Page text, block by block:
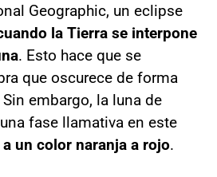
Geographic, un eclipse
la Tierra se interpone
. Esto hace que se
que oscurece de forma
embargo, la luna de
fase llamativa en este
un color naranja a rojo.